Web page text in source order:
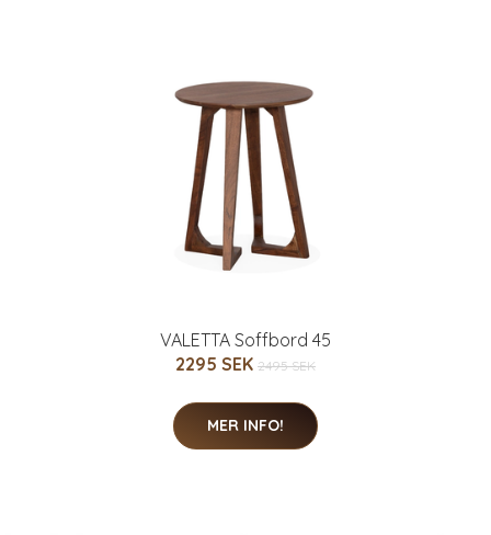
VALETTA Soffbord 45
2295 SEK 2495 SEK
MER INFO!